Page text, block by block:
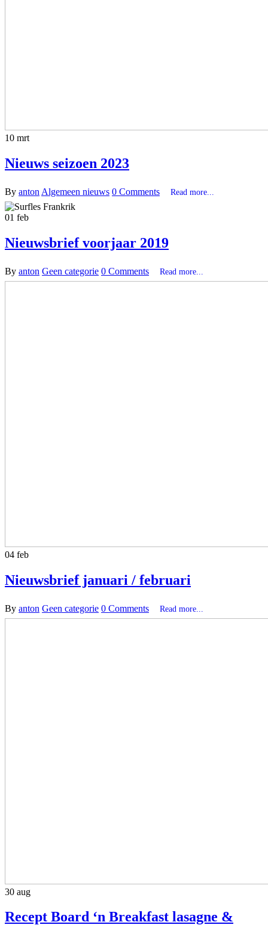
10 mrt
Nieuws seizoen 2023
By anton Algemeen nieuws 0 Comments Read more...
01 feb
Nieuwsbrief voorjaar 2019
By anton Geen categorie 0 Comments Read more...
04 feb
Nieuwsbrief januari / februari
By anton Geen categorie 0 Comments Read more...
30 aug
Recept Board ‘n Breakfast lasagne &